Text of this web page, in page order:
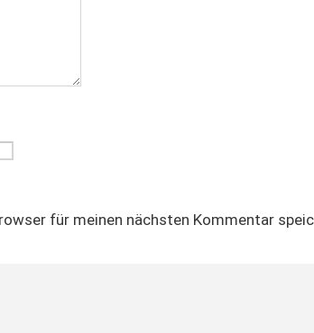
für meinen nächsten Kommentar